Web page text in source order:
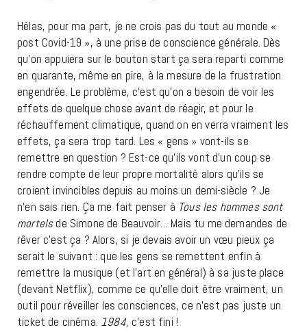
Hélas, pour ma part, je ne crois pas du tout au monde «
post Covid-19 », à une prise de conscience générale. Dès
qu’on appuiera sur le bouton start ça sera reparti comme
en quarante, même en pire, à la mesure de la frustration
engendrée. Le problème, c’est qu’on a besoin de voir les
effets de quelque chose avant de réagir, et pour le
réchauffement climatique, quand on en verra vraiment les
effets, ça sera trop tard. Les « gens » vont-ils se
remettre en question ? Est-ce qu’ils vont d’un coup se
rendre compte de leur propre mortalité alors qu’ils se
croient invincibles depuis au moins un demi-siècle ? Je
n’en sais rien. Ça me fait penser à Tous les hommes sont
mortelsde Simone de Beauvoir… Mais tu me demandes de
rêver c’est ça ? Alors, si je devais avoir un vœu pieux ça
serait le suivant : que les gens se remettent enfin à
remettre la musique (et l’art en général) à sa juste place
(devant Netflix), comme ce qu’elle doit être vraiment, un
outil pour réveiller les consciences, ce n’est pas juste un
ticket de cinéma. 1984, c’est fini !